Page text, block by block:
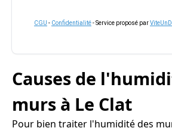
CGU - Confidentialité- Service proposé par
Causes de
murs à Le Clat
Pour bien traiter l'humidité des